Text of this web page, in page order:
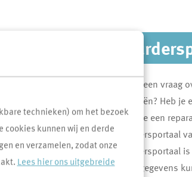
technieken) om het bezoek
kunnen wij en derde
en verzamelen, zodat onze
Lees hier ons uitgebreide
het
Heb je een
financiën? Heb
Of wil je een
huurdersportaal
huurdersportaal is
eigen gegevens